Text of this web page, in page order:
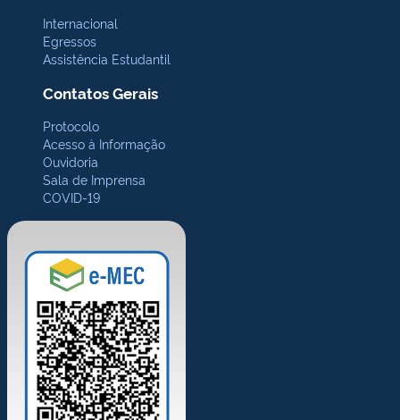
Internacional
Egressos
Assistência Estudantil
Contatos Gerais
Protocolo
Acesso à Informação
Ouvidoria
Sala de Imprensa
COVID-19